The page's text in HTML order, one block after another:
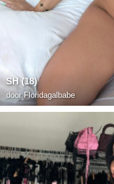
SH (18)
doorFloridagalbabe